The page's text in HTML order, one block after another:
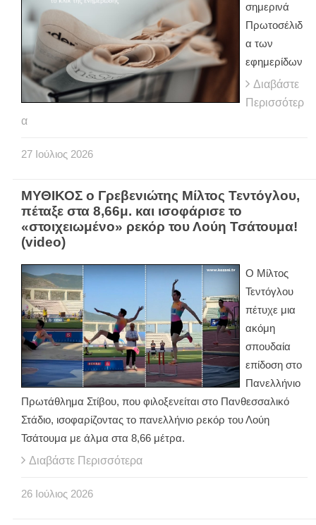
σημερινά
Πρωτοσέλιδ
α των
εφημερίδων
Διαβάστε
Περισσότερ
α
27 Ιούλιος 2026
ΜΥΘΙΚΟΣ ο Γρεβενιώτης Μίλτος Τεντόγλου,
πέταξε στα 8,66μ. και ισοφάρισε το
«στοιχειωμένο» ρεκόρ του Λούη Τσάτουμα!
(video)
Ο Μίλτος
Τεντόγλου
πέτυχε μια
ακόμη
σπουδαία
επίδοση στο
Πανελλήνιο
Πρωτάθλημα Στίβου, που φιλοξενείται στο Πανθεσσαλικό
Στάδιο, ισοφαρίζοντας το πανελλήνιο ρεκόρ του Λούη
Τσάτουμα με άλμα στα 8,66 μέτρα.
Διαβάστε Περισσότερα
26 Ιούλιος 2026